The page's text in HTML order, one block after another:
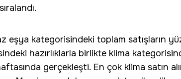
eşya kategorisindeki toplam satışların
hazırlıklarla birlikte klima
gerçekleşti. En çok klima satın